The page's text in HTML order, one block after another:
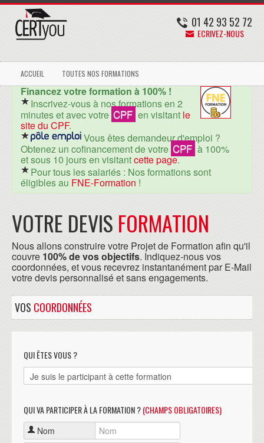
01 42 93 52 72
ECRIVEZ-NOUS
ACCUEIL TOUTES NOS FORMATIONS
Financez votre formation à 100% !
Inscrivez-vous à nos formations en 2
minutes et avec votre CPF en visitant le
site du CPF.
Vous êtes demandeur d'emploi ?
Obtenez un cofinancement de votre CPF à 100%
et sous 10 jours en visitantcette page.
Pour tous les salariés : Nos formations sont
éligibles au FNE-Formation !
VOTRE DEVIS FORMATION
Nous allons construire votre Projet de Formation afin qu'il
couvre 100% de vos objectifs. Indiquez-nous vos
coordonnées, et vous recevrez instantanément par E-Mail
votre devis personnalisé et sans engagements.
VOS COORDONNÉES
QUI ÊTES VOUS ?
QUI VA PARTICIPER À LA FORMATION ?(CHAMPS OBLIGATOIRES)
Nom